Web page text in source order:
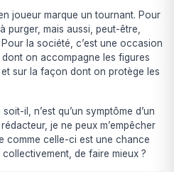
joueur marque un tournant. Pour
purger, mais aussi, peut-être,
la société, c’est une occasion
on accompagne les figures
sur la façon dont on protège les
il, n’est qu’un symptôme d’un
je ne peux m’empêcher
comme celle-ci est une chance
de faire mieux ?